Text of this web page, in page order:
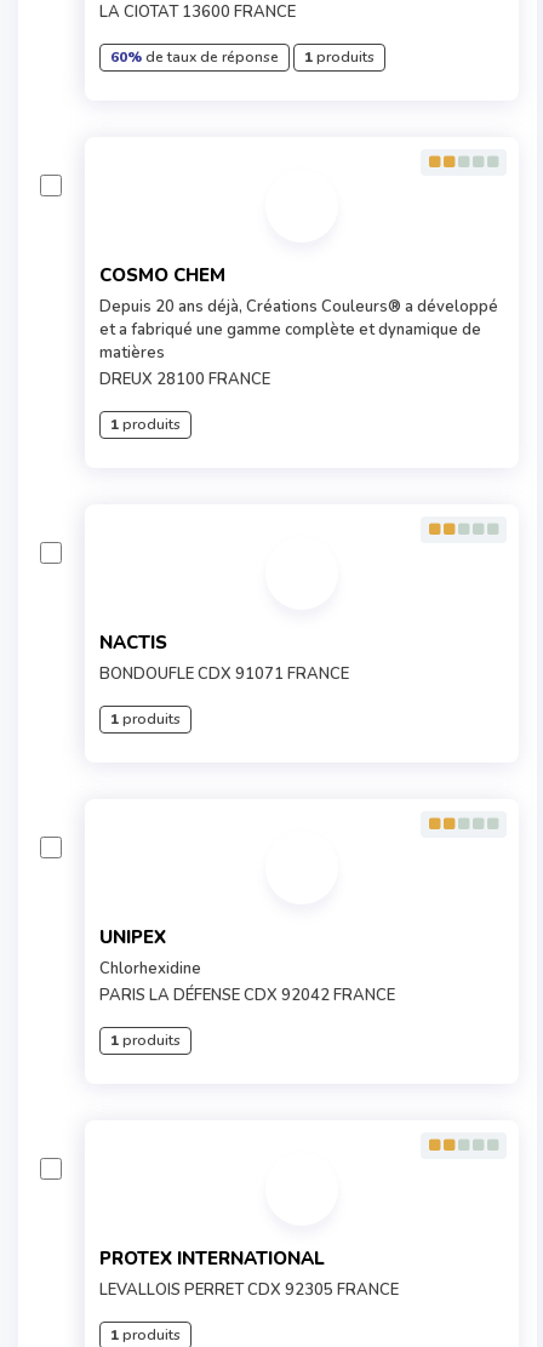
LA CIOTAT 13600 FRANCE
60%de taux de réponse 1produits
COSMO CHEM
Depuis 20 ans déjà, Créations Couleurs® a développé
et a fabriqué une gamme complète et dynamique de
matières
DREUX 28100 FRANCE
1produits
NACTIS
BONDOUFLE CDX 91071 FRANCE
1produits
UNIPEX
Chlorhexidine
PARIS LA DÉFENSE CDX 92042 FRANCE
1produits
PROTEX INTERNATIONAL
LEVALLOIS PERRET CDX 92305 FRANCE
1produits